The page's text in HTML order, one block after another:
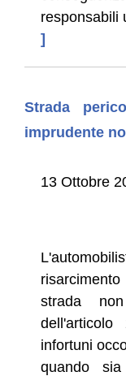
responsabili
]
Strada
imprudente
13 Ottobre
strada
infortuni
quando